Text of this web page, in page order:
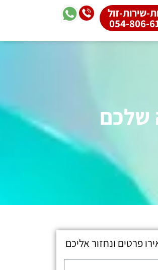
שירות-זול
054-806-
שלכם
פרטים ונחזור אליכם